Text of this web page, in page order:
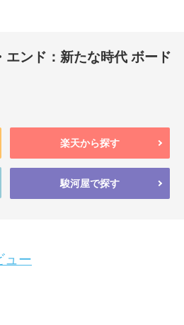
エンド：新たな時代 ボード
楽天から探す
駿河屋で探す
ュー